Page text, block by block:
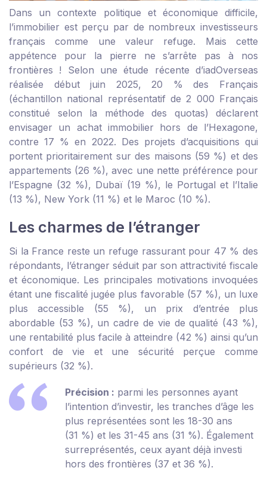
Dans un contexte politique et économique difficile,
l’immobilier est perçu par de nombreux investisseurs
français comme une valeur refuge. Mais cette
appétence pour la pierre ne s’arrête pas à nos
frontières ! Selon une étude récente d’iadOverseas
réalisée début juin 2025, 20 % des Français
(échantillon national représentatif de 2 000 Français
constitué selon la méthode des quotas) déclarent
envisager un achat immobilier hors de l’Hexagone,
contre 17 % en 2022. Des projets d’acquisitions qui
portent prioritairement sur des maisons (59 %) et des
appartements (26 %), avec une nette préférence pour
l’Espagne (32 %), Dubaï (19 %), le Portugal et l’Italie
(13 %), New York (11 %) et le Maroc (10 %).
Les charmes de l’étranger
Si la France reste un refuge rassurant pour 47 % des
répondants, l’étranger séduit par son attractivité fiscale
et économique. Les principales motivations invoquées
étant une fiscalité jugée plus favorable (57 %), un luxe
plus accessible (55 %), un prix d’entrée plus
abordable (53 %), un cadre de vie de qualité (43 %),
une rentabilité plus facile à atteindre (42 %) ainsi qu’un
confort de vie et une sécurité perçue comme
supérieurs (32 %).
Précision : parmi les personnes ayant
l’intention d’investir, les tranches d’âge les
plus représentées sont les 18-30 ans
(31 %) et les 31-45 ans (31 %). Également
surreprésentés, ceux ayant déjà investi
hors des frontières (37 et 36 %).